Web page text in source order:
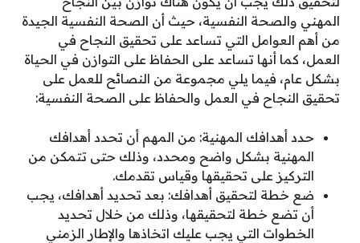
المهني والصحة النفسية، حيث أن الصحة النفسية الجيدة
من أهم العوامل التي تساعد على تحقيق النجاح في
العمل، كما أنها تساعد على الحفاظ على التوازن في الحياة
بشكل عام، فيما يلي مجموعة من النصائح للعمل على
تحقيق النجاح في العمل والحفاظ على الصحة النفسية:
حدد أهدافك المهنية: من المهم أن تحدد أهدافك
المهنية بشكل واضح ومحدد، وذلك حتى تتمكن من
التركيز على تحقيقها وقياس تقدمك.
ضع خطة لتحقيق أهدافك: بعد تحديد أهدافك، يجب
أن تضع خطة لتحقيقها، وذلك من خلال تحديد
الخطوات التي يجب عليك اتخاذها والإطار الزمني